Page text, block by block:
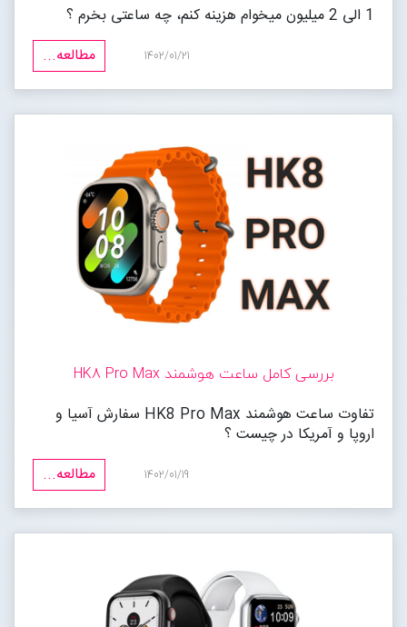
1 الی 2 میلیون میخوام هزینه کنم، چه ساعتی بخرم ؟
مطالعه...
1402/01/21
بررسی کامل ساعت هوشمند HK8 Pro Max
تفاوت ساعت هوشمند HK8 Pro Max سفارش آسیا و
اروپا و آمریکا در چیست ؟
مطالعه...
1402/01/19